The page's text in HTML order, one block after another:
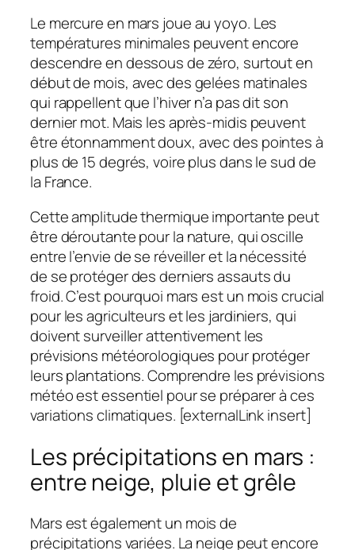
Le mercure en mars joue au yoyo. Les
températures minimales peuvent encore
descendre en dessous de zéro, surtout en
début de mois, avec des gelées matinales
qui rappellent que l’hiver n’a pas dit son
dernier mot. Mais les après-midis peuvent
être étonnamment doux, avec des pointes à
plus de 15 degrés, voire plus dans le sud de
la France.
Cette amplitude thermique importante peut
être déroutante pour la nature, qui oscille
entre l’envie de se réveiller et la nécessité
de se protéger des derniers assauts du
froid. C’est pourquoi mars est un mois crucial
pour les agriculteurs et les jardiniers, qui
doivent surveiller attentivement les
prévisions météorologiques pour protéger
leurs plantations. Comprendre les prévisions
météo est essentiel pour se préparer à ces
variations climatiques. [externalLink insert]
Les précipitations en mars :
entre neige, pluie et grêle
Mars est également un mois de
précipitations variées. La neige peut encore